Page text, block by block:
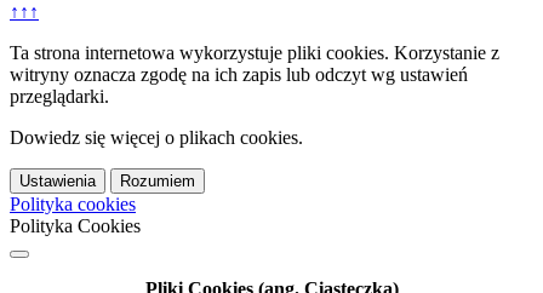
↑↑↑
Ta strona internetowa wykorzystuje pliki cookies. Korzystanie z
witryny oznacza zgodę na ich zapis lub odczyt wg ustawień
przeglądarki.
Dowiedz się więcej o plikach cookies.
Ustawienia Rozumiem
Polityka cookies
Polityka Cookies
Pliki Cookies (ang. Ciasteczka)